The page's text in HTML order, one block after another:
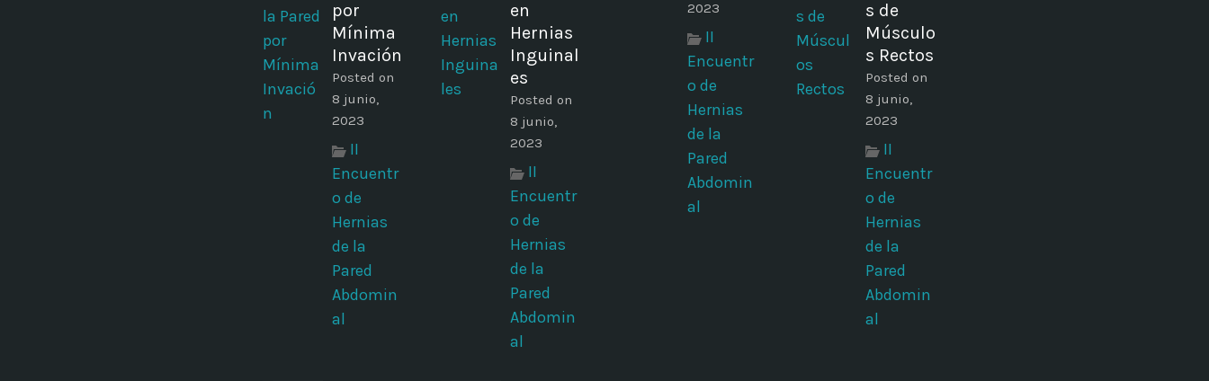
por
Mínima
Invación
Posted on
8 junio,
2023
II
Encuentr
o de
Hernias
de la
Pared
Abdomin
al
en
Hernias
Inguinal
es
Posted on
8 junio,
2023
II
Encuentr
o de
Hernias
de la
Pared
Abdomin
al
2023
II
Encuentr
o de
Hernias
de la
Pared
Abdomin
al
s de
Músculo
s Rectos
Posted on
8 junio,
2023
II
Encuentr
o de
Hernias
de la
Pared
Abdomin
al